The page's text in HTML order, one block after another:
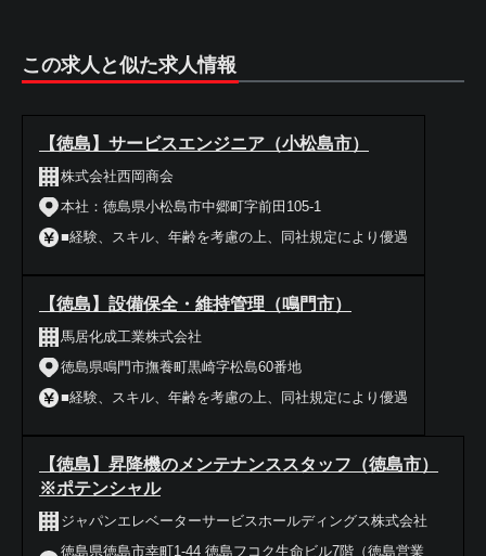
この求人と似た求人情報
【徳島】サービスエンジニア（小松島市）
株式会社西岡商会
本社：徳島県小松島市中郷町字前田105-1
■経験、スキル、年齢を考慮の上、同社規定により優遇
【徳島】設備保全・維持管理（鳴門市）
馬居化成工業株式会社
徳島県鳴門市撫養町黒崎字松島60番地
■経験、スキル、年齢を考慮の上、同社規定により優遇
【徳島】昇降機のメンテナンススタッフ（徳島市）
※ポテンシャル
ジャパンエレベーターサービスホールディングス株式会社
徳島県徳島市幸町1-44 徳島フコク生命ビル7階（徳島営業